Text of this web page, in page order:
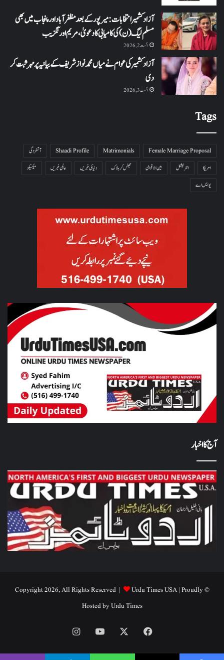
آزاد کشمیر انتخابات: میرپور کے بعد مظفرآباد اور پنجاب میں بھی
مسلم لیگ (ن) کی کامیابی کا دعویٰ، مریم اورنگزیب
اگست 2, 2026
آزاد کشمیر کی عوام نے میاں محمد نواز شریف کے بیانیہ پر مہر ثبت کر
دی
اگست 3, 2026
Tags
Female Marriage Proposal
Matrimonials
Shaadi Profile
آتشزدگی
امریکا
انٹرنیشنل بین الاقوامی جھلس کر ہلاک دنیا کی خبریں عالمی خبریں
میکسیکو
یو ایس اے
آج کا اخبار
© Copyright 2026, All Rights Reserved |
Urdu Times USA| Proudly
Hosted byUrdu Times
Facebook
YouTube